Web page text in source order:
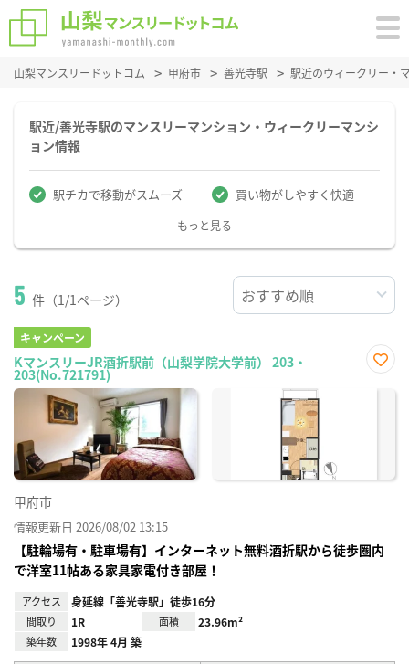
山梨マンスリードットコム 甲府市 善光寺駅 駅近のウィークリー・
駅近/善光寺駅のマンスリーマンション・ウィークリーマンシ
ョン情報
駅チカで移動がスムーズ 買い物がしやすく快適
もっと見る
5 件（1/1ページ）
キャンペーン
KマンスリーJR酒折駅前（山梨学院大学前） 203・
203(No.721791)
に入
甲府市
情報更新日 2026/08/02 13:15
【駐輪場有・駐車場有】インターネット無料酒折駅から徒歩圏内
で洋室11帖ある家具家電付き部屋！
アクセス 身延線「善光寺駅」徒歩16分
間取り 1R 面積 23.96m²
築年数 1998年 4月 築